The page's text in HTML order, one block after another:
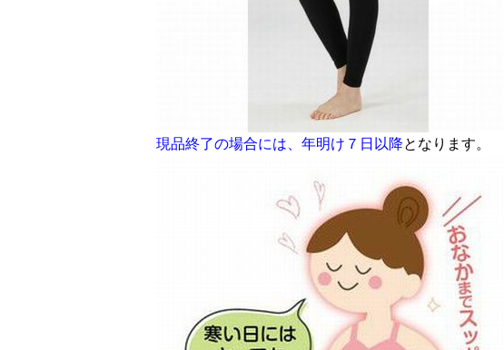
現品終了の場合には、年明け７日以降となります。